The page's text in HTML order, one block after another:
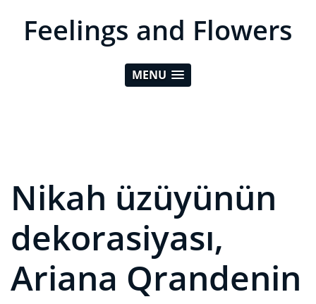
Feelings and Flowers
MENU
Nikah üzüyünün
dekorasiyası,
Ariana Qrandenin